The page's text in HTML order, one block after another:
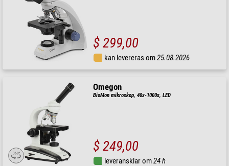
$ 299,00
kan levereras om25.08.2026
Omegon
BioMon mikroskop, 40x-1000x, LED
$ 249,00
leveransklar om24 h